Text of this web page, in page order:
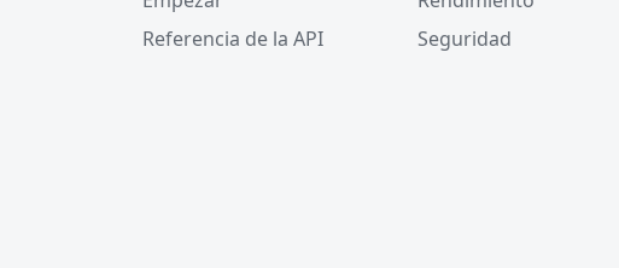
Referencia de la API
Seguridad